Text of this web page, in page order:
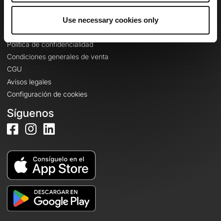
Use necessary cookies only
Política de confidencialidad
Condiciones generales de venta
CGU
Avisos legales
Configuración de cookies
Síguenos